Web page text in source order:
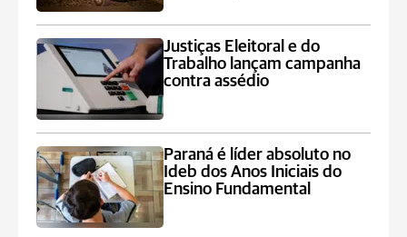
Justiças Eleitoral e do
Trabalho lançam campanha
contra assédio
Paraná é líder absoluto no
Ideb dos Anos Iniciais do
Ensino Fundamental